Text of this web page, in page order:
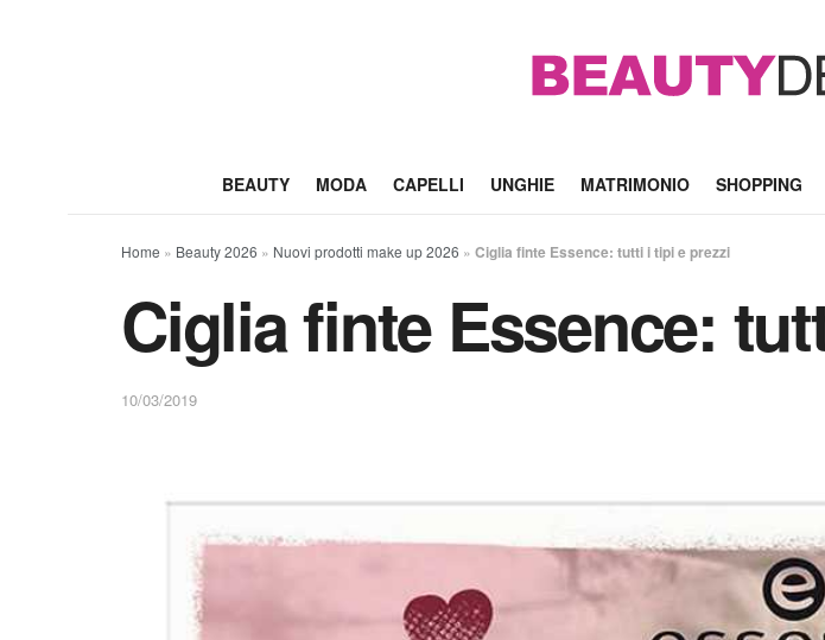
BEAUTY MODA CAPELLI UNGHIE MATRIMONIO SHOPPING
Home » Beauty 2026 » Nuovi prodotti make up 2026 » Ciglia finte Essence: tutti i tipi e prezzi
Ciglia finte Essence:
10/03/2019